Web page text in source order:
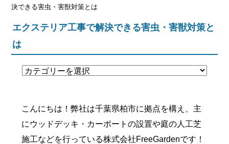
決できる害虫・害獣対策とは
エクステリア工事で解決できる害虫・害獣対策と
は
こんにちは！弊社は千葉県柏市に拠点を構え、主
にウッドデッキ・カーポートの設置や庭の人工芝
施工などを行っている株式会社FreeGardenです！